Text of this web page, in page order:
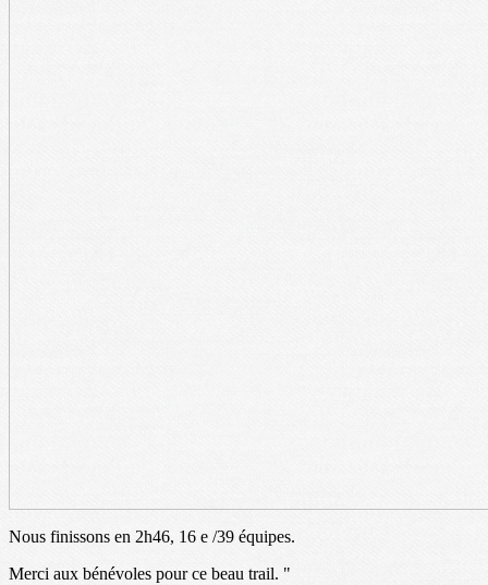
Nous finissons en 2h46, 16 e /39 équipes.
Merci aux bénévoles pour ce beau trail. "